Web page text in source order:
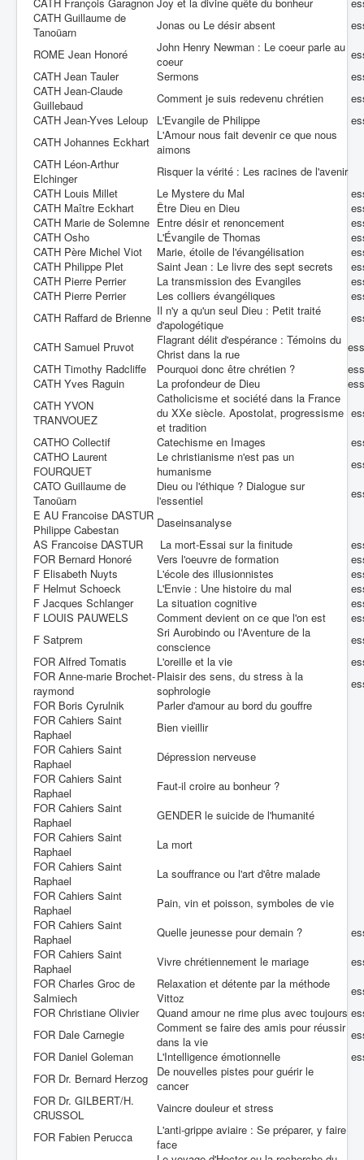
CATH Guillaume de
Tanoüarn
Jonas ou Le désir absent
ROME Jean Honoré
John Henry Newman : Le coeur parle au
coeur
CATH Jean Tauler
Sermons
CATH Jean-Claude
Guillebaud
Comment je suis redevenu chrétien
CATH Jean-Yves Leloup
L'Evangile de Philippe
CATH Johannes Eckhart L'Amour nous fait devenir ce que nous
aimons
CATH Léon-Arthur
Elchinger
Risquer la vérité : Les racines de l'avenir
CATH Louis Millet
Le Mystere du Mal
CATH Maître Eckhart
Être Dieu en Dieu
CATH Marie de Solemne Entre désir et renoncement
CATH Osho
L'Évangile de Thomas
CATH Père Michel Viot
Marie, étoile de l'évangélisation
CATH Philippe Plet
Saint Jean : Le livre des sept secrets
CATH Pierre Perrier
La transmission des Evangiles
CATH Pierre Perrier
Les colliers évangéliques
CATH Raffard de Brienne Il n'y a qu'un seul Dieu : Petit traité
d'apologétique
CATH Samuel Pruvot
Flagrant délit d'espérance : Témoins du
Christ dans la rue
ess
CATH Timothy Radcliffe
Pourquoi donc être chrétien ?
ess
CATH Yves Raguin
La profondeur de Dieu
ess
CATH YVON
TRANVOUEZ
Catholicisme et société dans la France
du XXe siècle. Apostolat, progressisme
et tradition
CATHO Collectif
Catechisme en Images
CATHO Laurent
FOURQUET
Le christianisme n'est pas un
humanisme
CATO Guillaume de
Tanoüarn
Dieu ou l'éthique ? Dialogue sur
l'essentiel
E AU Francoise DASTUR
Philippe Cabestan
Daseinsanalyse
AS Francoise DASTUR
La mort-Essai sur la finitude
FOR Bernard Honoré
Vers l'oeuvre de formation
F Elisabeth Nuyts
L'école des illusionnistes
F Helmut Schoeck
L'Envie : Une histoire du mal
F Jacques Schlanger
La situation cognitive
F LOUIS PAUWELS
Comment devient on ce que l'on est
F Satprem
Sri Aurobindo ou l'Aventure de la
conscience
FOR Alfred Tomatis
L'oreille et la vie
FOR Anne-marie Brochet-
raymond
Plaisir des sens, du stress à la
sophrologie
FOR Boris Cyrulnik
Parler d'amour au bord du gouffre
FOR Cahiers Saint
Raphael
Bien vieillir
FOR Cahiers Saint
Raphael
Dépression nerveuse
FOR Cahiers Saint
Raphael
Faut-il croire au bonheur ?
FOR Cahiers Saint
Raphael
GENDER le suicide de l'humanité
FOR Cahiers Saint
Raphael
La mort
FOR Cahiers Saint
Raphael
La souffrance ou l'art d'être malade
FOR Cahiers Saint
Raphael
Pain, vin et poisson, symboles de vie
FOR Cahiers Saint
Raphael
Quelle jeunesse pour demain ?
FOR Cahiers Saint
Raphael
Vivre chrétiennement le mariage
FOR Charles Groc de
Salmiech
Relaxation et détente par la méthode
Vittoz
FOR Christiane Olivier
Quand amour ne rime plus avec toujours
FOR Dale Carnegie
Comment se faire des amis pour réussir
dans la vie
FOR Daniel Goleman
L'Intelligence émotionnelle
FOR Dr. Bernard Herzog
De nouvelles pistes pour guérir le
cancer
FOR Dr. GILBERT/H.
CRUSSOL
Vaincre douleur et stress
FOR Fabien Perucca
L'anti-grippe aviaire : Se préparer, y faire
face